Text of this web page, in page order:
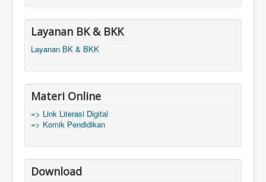
Layanan BK & BKK
Layanan BK & BKK
Materi Online
=> Link Literasi Digital
=> Komik Pendidikan
Download